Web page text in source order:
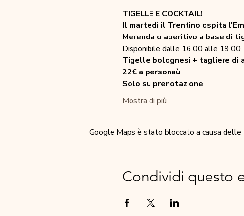
TIGELLE E COCKTAIL!
Il martedì il Trentino ospita
Merenda o aperitivo a base di
Disponibile dalle 16.00 alle 19.00
Tigelle bolognesi + tagliere di
22€ a personaù
Solo su prenotazione
Mostra di più
Google Maps è stato bloccato a causa
Condividi questo